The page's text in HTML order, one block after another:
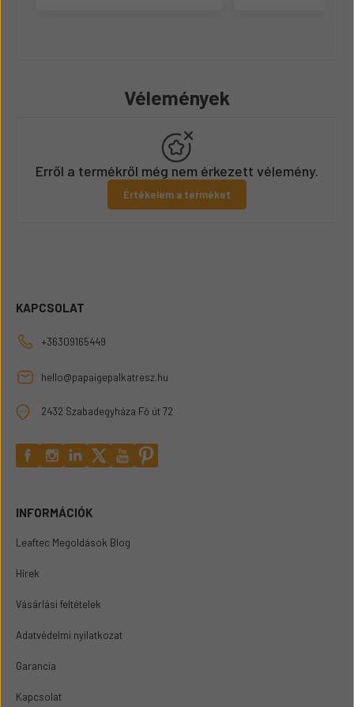
Vélemények
Erről a termékről még nem érkezett vélemény.
Értékelem a terméket
KAPCSOLAT
+36309165449
hello@papaigepalkatresz.hu
2432 Szabadegyháza Fő út 72
INFORMÁCIÓK
Leaftec Megoldások Blog
Hírek
Vásárlási feltételek
Adatvédelmi nyilatkozat
Garancia
Kapcsolat